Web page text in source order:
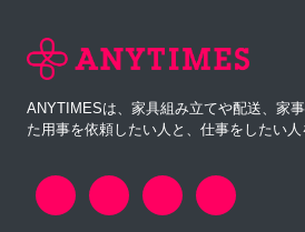
ANYTIMESは、家具組み立てや配送、家
た用事を依頼したい人と、仕事をしたい人